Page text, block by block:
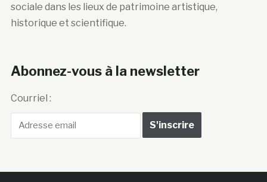
sociale dans les lieux de patrimoine artistique,
historique et scientifique.
Abonnez-vous à la newsletter
Courriel :